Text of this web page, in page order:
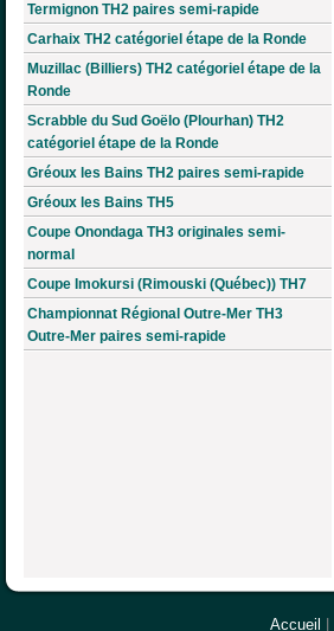
Termignon TH2 paires semi-rapide
Carhaix TH2 catégoriel étape de la Ronde
Muzillac (Billiers) TH2 catégoriel étape de la
Ronde
Scrabble du Sud Goëlo (Plourhan) TH2
catégoriel étape de la Ronde
Gréoux les Bains TH2 paires semi-rapide
Gréoux les Bains TH5
Coupe Onondaga TH3 originales semi-
normal
Coupe Imokursi (Rimouski (Québec)) TH7
Championnat Régional Outre-Mer TH3
Outre-Mer paires semi-rapide
Accueil